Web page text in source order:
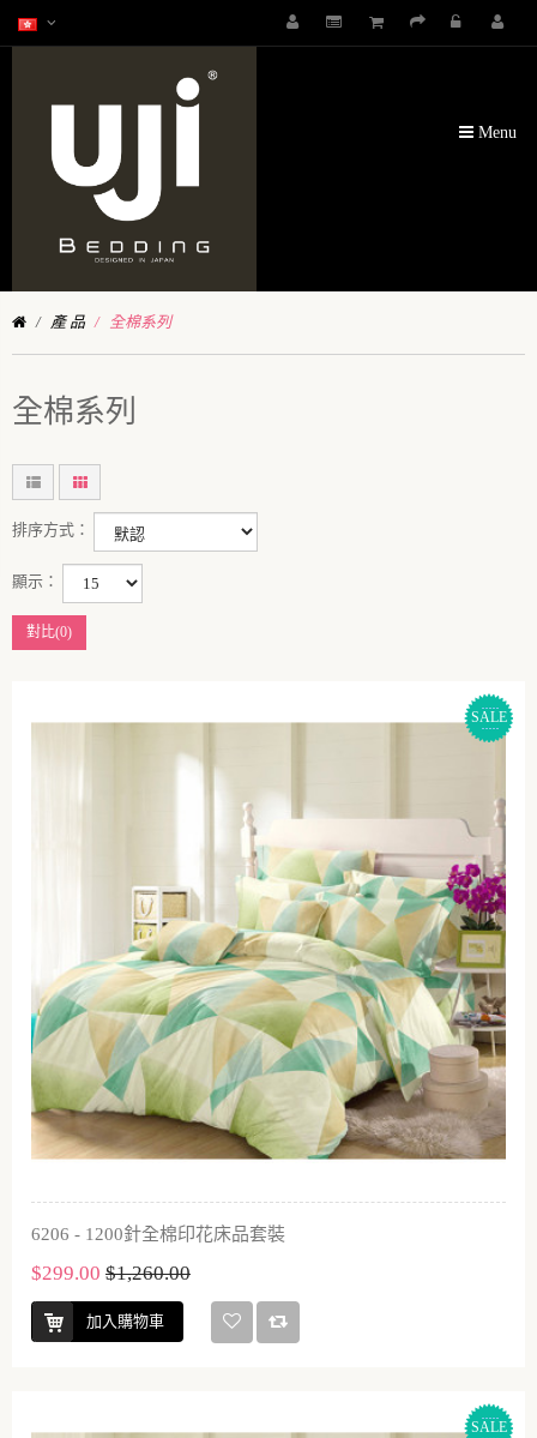
Menu
產 品 全棉系列
全棉系列
排序方式：
顯示：
對比(0)
SALE
6206 - 1200針全棉印花床品套裝
$299.00 $1,260.00
加入購物車
SALE